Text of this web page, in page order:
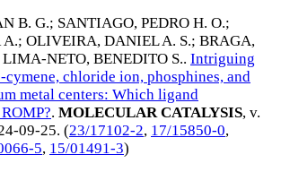
B. G.; SANTIAGO, PEDRO H. O.;
A.; OLIVEIRA, DANIEL A. S.; BRAGA,
LIMA-NETO, BENEDITO S.. Intriguing
-cymene, chloride ion, phosphines, and
metal centers: Which ligand
. MOLECULAR CATALYSIS, v.
09-25. (23/17102-2, 17/15850-0,
5, 15/01491-3)